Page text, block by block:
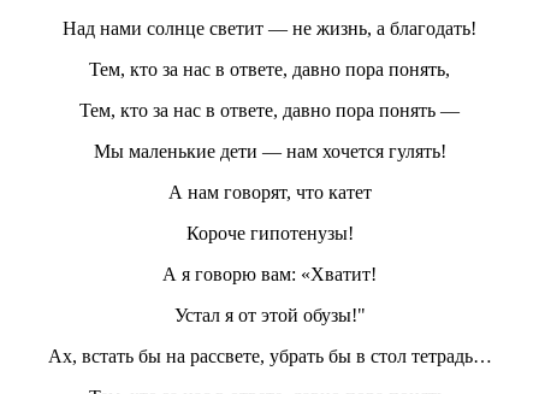
Над нами солнце светит — не жизнь, а благодать!
Тем, кто за нас в ответе, давно пора понять,
Тем, кто за нас в ответе, давно пора понять —
Мы маленькие дети — нам хочется гулять!
А нам говорят, что катет
Короче гипотенузы!
А я говорю вам: «Хватит!
Устал я от этой обузы!"
Ах, встать бы на рассвете, убрать бы в стол тетрадь…